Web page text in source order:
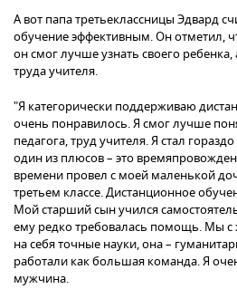
А вот папа третьеклассницы Эдвард
обучение эффективным. Он отметил,
он смог лучше узнать своего
труда учителя.
"Я категорически поддерживаю
очень понравилось. Я смог лучше
педагога, труд учителя. Я стал
один из плюсов – это
времени провел с моей маленькой
третьем классе. Дистанционное
Мой старший сын учился
ему редко требовалась помощь. Мы с
на себя точные науки, она –
работали как большая команда. Я
мужчина.